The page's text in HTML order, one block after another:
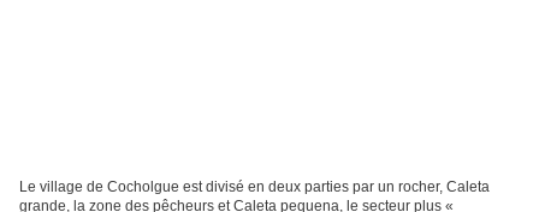
Le village de Cocholgue est divisé en deux parties par un rocher, Caleta
grande, la zone des pêcheurs et Caleta pequena, le secteur plus «